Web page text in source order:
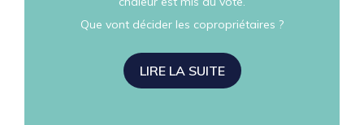
Que vont décider les copropriétaires ?
LIRE LA SUITE